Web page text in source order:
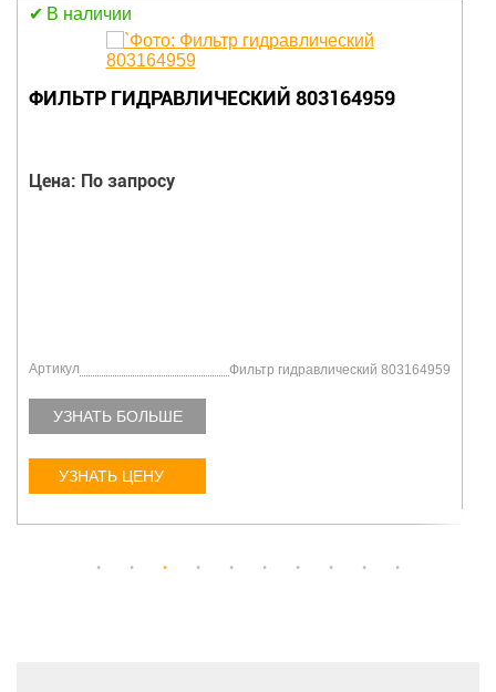
В наличии
ФИЛЬТР ГИДРАВЛИЧЕСКИЙ 803164959
Цена: По запросу
Артикул Фильтр гидравлический 803164959
УЗНАТЬ БОЛЬШЕ
УЗНАТЬ ЦЕНУ